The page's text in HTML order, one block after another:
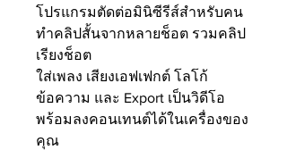
โปรแกรมตัดต่อมินิซีรีส์สำหรับคน
ทำคลิปสั้นจากหลายช็อต รวมคลิป
เรียงช็อต
ใส่เพลง เสียงเอฟเฟกต์ โลโก้
ข้อความ และ Export เป็นวิดีโอ
พร้อมลงคอนเทนต์ได้ในเครื่องของ
คุณ